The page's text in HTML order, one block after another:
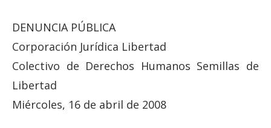
DENUNCIA PÚBLICA
Corporación Jurídica Libertad
Colectivo de Derechos Humanos Semillas de
Libertad
Miércoles, 16 de abril de 2008